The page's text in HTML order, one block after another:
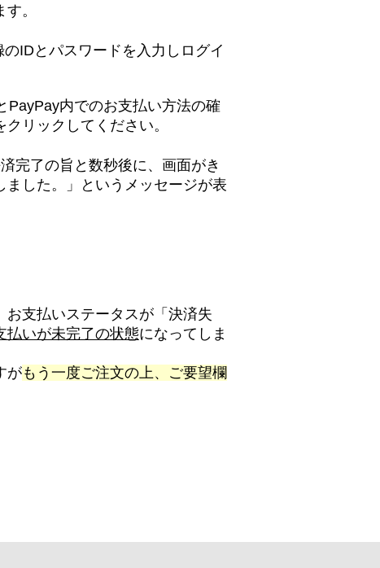
。
IDとパスワードを入力しログイ
PayPay内でのお支払い方法の確
リックしてください。
完了の旨と数秒後に、画面がき
した。」というメッセージが表
お支払いステータスが「決済失
払いが未完了の状態になってしま
がもう一度ご注文の上、ご要望欄